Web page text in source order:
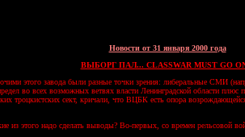
Новости от 31 января 2000 года
ВЫБОРГ ПАЛ... CLASSWAR MUST GO
этого завода были разные точки зрения: либеральные СМИ
во всех возможных ветвях власти Ленинградской области
сект, кричали, что ВЦБК есть опора
этого надо сделать выводы? Во-первых, со времен рельсовой